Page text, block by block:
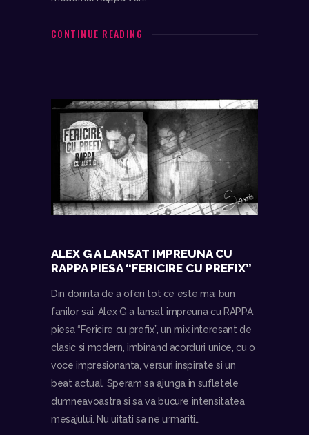
CONTINUE READING
ALEX G A LANSAT IMPREUNA CU
RAPPA PIESA “FERICIRE CU PREFIX”
Din dorinta de a oferi tot ce este mai bun
fanilor sai, Alex G a lansat impreuna cu RAPPA
piesa “Fericire cu prefix”, un mix interesant de
clasic si modern, imbinand acorduri unice, cu o
voce impresionanta, versuri inspirate si un
beat actual. Speram sa ajunga in sufletele
dumneavoastra si sa va bucure intensitatea
mesajului. Nu uitati sa ne urmariti…